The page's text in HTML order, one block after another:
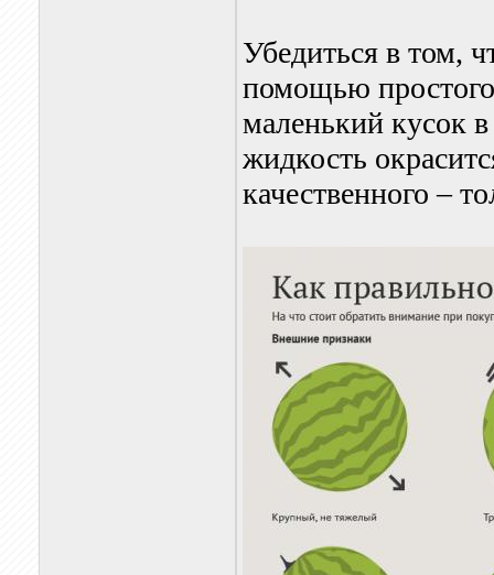
Убедиться в том,
помощью простого
маленький кусок
жидкость
качественного –